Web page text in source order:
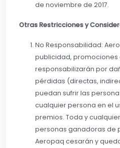
de noviembre de 2017.
Otras Restricciones y
No Responsabilidad:
publicidad, promociones
responsabilizarán por
pérdidas (directas,
puedan sufrir las
cualquier persona en el
premios. Toda y
personas ganadoras de
Aeropaq cesarán y